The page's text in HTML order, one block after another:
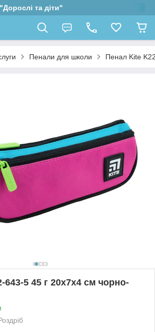
та діти"
Пенали для школи Пенал Kite
643-5 45 г 20х7х4 см чорно-